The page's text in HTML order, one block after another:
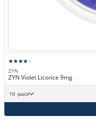
ZYN
ZYN Violet Licorice 9mg
10 -pack